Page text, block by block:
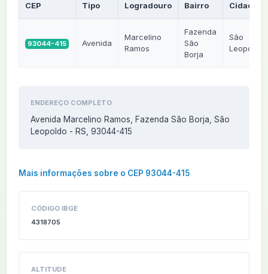
CEP Tipo Logradouro Bairro Cidade
93044-415 Avenida
Marcelino
Ramos
Fazenda
São
Borja
São
Leopoldo
ENDEREÇO COMPLETO
Avenida Marcelino Ramos, Fazenda São Borja, São
Leopoldo - RS, 93044-415
Mais informações sobre o CEP 93044-415
CÓDIGO IBGE
4318705
ALTITUDE